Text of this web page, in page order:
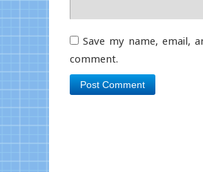
Save my name, email,
comment.